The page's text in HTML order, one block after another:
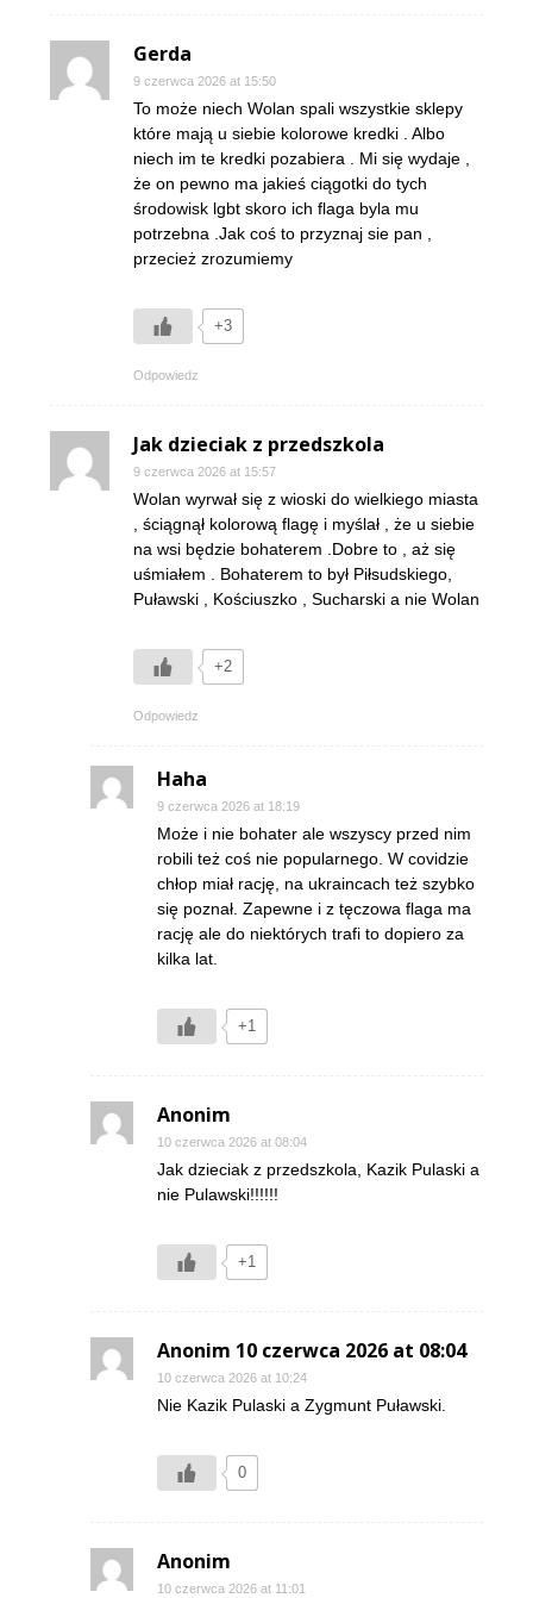
Gerda
9 czerwca 2026 at 15:50
To może niech Wolan spali wszystkie sklepy
które mają u siebie kolorowe kredki . Albo
niech im te kredki pozabiera . Mi się wydaje ,
że on pewno ma jakieś ciągotki do tych
środowisk lgbt skoro ich flaga byla mu
potrzebna .Jak coś to przyznaj sie pan ,
przecież zrozumiemy
+3
Odpowiedz
Jak dzieciak z przedszkola
9 czerwca 2026 at 15:57
Wolan wyrwał się z wioski do wielkiego miasta
, ściągnął kolorową flagę i myślał , że u siebie
na wsi będzie bohaterem .Dobre to , aż się
uśmiałem . Bohaterem to był Piłsudskiego,
Puławski , Kościuszko , Sucharski a nie Wolan
+2
Odpowiedz
Haha
9 czerwca 2026 at 18:19
Może i nie bohater ale wszyscy przed nim
robili też coś nie popularnego. W covidzie
chłop miał rację, na ukraincach też szybko
się poznał. Zapewne i z tęczowa flaga ma
rację ale do niektórych trafi to dopiero za
kilka lat.
+1
Anonim
10 czerwca 2026 at 08:04
Jak dzieciak z przedszkola, Kazik Pulaski a
nie Pulawski!!!!!!
+1
Anonim 10 czerwca 2026 at 08:04
10 czerwca 2026 at 10:24
Nie Kazik Pulaski a Zygmunt Puławski.
0
Anonim
10 czerwca 2026 at 11:01